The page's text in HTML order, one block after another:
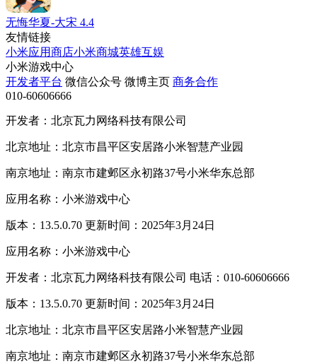
无悔华夏-大宋 4.4
友情链接
小米应用商店小米商城英雄互娱
小米游戏中心
开发者平台 微信公众号 微博主页 商务合作
010-60606666
开发者：北京瓦力网络科技有限公司
北京地址：北京市昌平区安居路小米智慧产业园
南京地址：南京市建邺区永初路37号小米华东总部
应用名称：小米游戏中心
版本：13.5.0.70 更新时间：2025年3月24日
应用名称：小米游戏中心
开发者：北京瓦力网络科技有限公司 电话：010-60606666
版本：13.5.0.70 更新时间：2025年3月24日
北京地址：北京市昌平区安居路小米智慧产业园
南京地址：南京市建邺区永初路37号小米华东总部